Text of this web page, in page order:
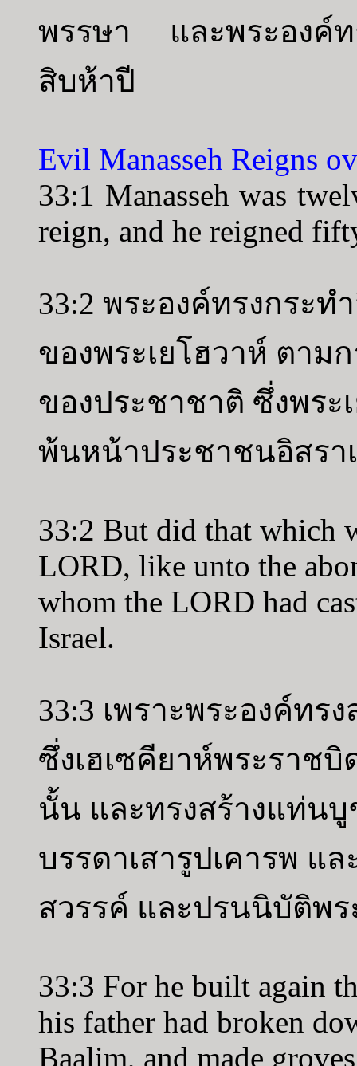
พรรษา และพระองค์ท
สิบห้าปี
Evil Manasseh Reigns
33:1 Manasseh was
reign, and he reigned
33:2 พระองค์ทรงกระท
ของพระเยโฮวาห์ ตาม
ของประชาชาติ ซึ่งพระ
พ้นหน้าประชาชนอิสรา
33:2 But did that which
LORD, like unto the
whom the LORD had
Israel.
33:3 เพราะพระองค์ท
ซึ่งเฮเซคียาห์พระราช
นั้น และทรงสร้างแท่น
บรรดาเสารูปเคารพ แ
สวรรค์ และปรนนิบัติพร
33:3 For he built again
his father had broken
Baalim, and made